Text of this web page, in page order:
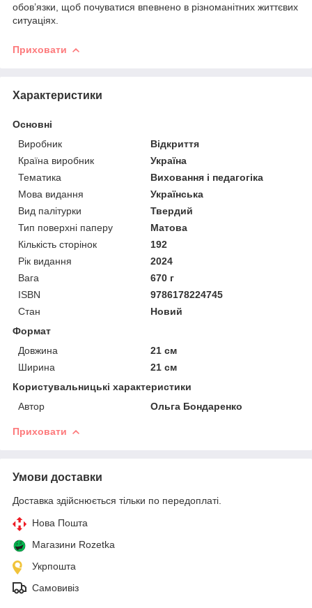
обов’язки, щоб почуватися впевнено в різноманітних життєвих
ситуаціях.
Приховати
Характеристики
Основні
Виробник
Відкриття
Країна виробник
Україна
Тематика
Виховання і педагогіка
Мова видання
Українська
Вид палітурки
Твердий
Тип поверхні паперу
Матова
Кількість сторінок
192
Рік видання
2024
Вага
670 г
ISBN
9786178224745
Стан
Новий
Формат
Довжина
21 см
Ширина
21 см
Користувальницькі характеристики
Автор
Ольга Бондаренко
Приховати
Умови доставки
Доставка здійснюється тільки по передоплаті.
Нова Пошта
Магазини Rozetka
Укрпошта
Самовивіз